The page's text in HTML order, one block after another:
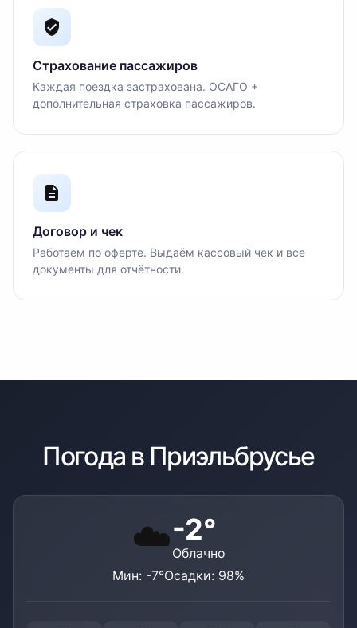
Страхование пассажиров
Каждая поездка застрахована. ОСАГО +
дополнительная страховка пассажиров.
Договор и чек
Работаем по оферте. Выдаём кассовый чек и все
документы для отчётности.
Погода в Приэльбрусье
☁️-2°
Облачно
Мин: -7°Осадки: 98%